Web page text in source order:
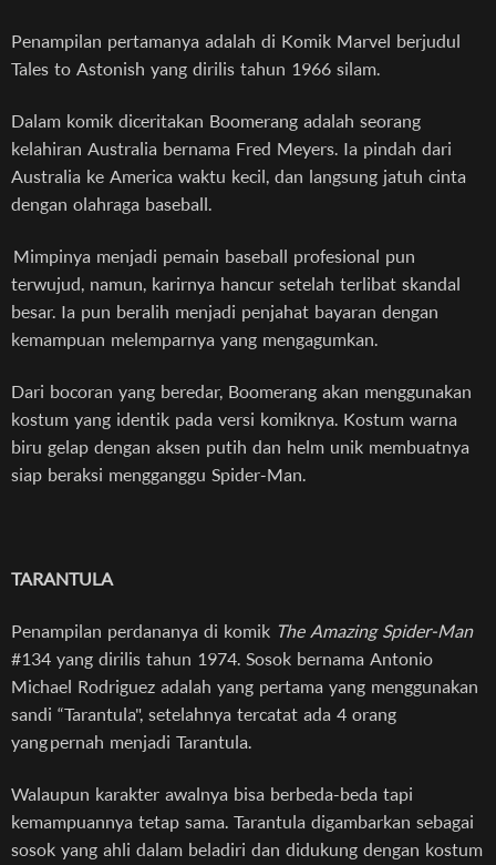
Penampilan pertamanya adalah di Komik Marvel berjudul
Tales to Astonish yang dirilis tahun 1966 silam.
Dalam komik diceritakan Boomerang adalah seorang
kelahiran Australia bernama Fred Meyers. Ia pindah dari
Australia ke America waktu kecil, dan langsung jatuh cinta
dengan olahraga baseball.
Mimpinya menjadi pemain baseball profesional pun
terwujud, namun, karirnya hancur setelah terlibat skandal
besar. Ia pun beralih menjadi penjahat bayaran dengan
kemampuan melemparnya yang mengagumkan.
Dari bocoran yang beredar, Boomerang akan menggunakan
kostum yang identik pada versi komiknya. Kostum warna
biru gelap dengan aksen putih dan helm unik membuatnya
siap beraksi mengganggu Spider-Man.
TARANTULA
Penampilan perdananya di komik The Amazing Spider-Man
#134 yang dirilis tahun 1974. Sosok bernama Antonio
Michael Rodriguez adalah yang pertama yang menggunakan
sandi “Tarantula", setelahnya tercatat ada 4 orang
yang pernah menjadi Tarantula.
Walaupun karakter awalnya bisa berbeda-beda tapi
kemampuannya tetap sama. Tarantula digambarkan sebagai
sosok yang ahli dalam beladiri dan didukung dengan kostum